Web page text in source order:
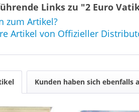
Links zu "2 Euro
zum Artikel?
Artikel von Offizieller
Kunden haben sich ebenfalls